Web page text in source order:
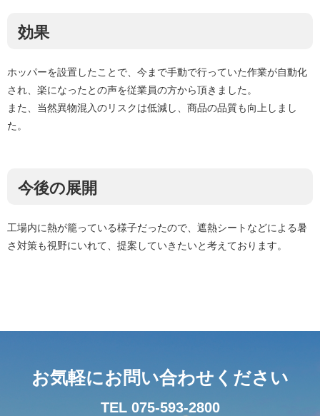
効果
ホッパーを設置したことで、今まで手動で行っていた作業が自動化
され、楽になったとの声を従業員の方から頂きました。
また、当然異物混入のリスクは低減し、商品の品質も向上しまし
た。
今後の展開
工場内に熱が籠っている様子だったので、遮熱シートなどによる暑
さ対策も視野にいれて、提案していきたいと考えております。
お気軽にお問い合わせください
TEL 075-593-2800